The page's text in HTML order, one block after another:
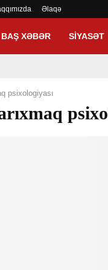
Əlaqə
BAŞ XƏBƏR SIYASƏT
psixologiyası